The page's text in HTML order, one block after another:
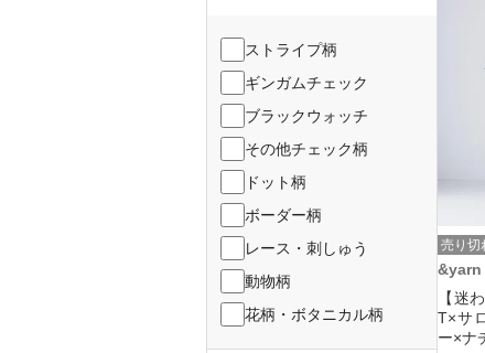
ストライプ柄
ギンガムチェック
ブラックウォッチ
その他チェック柄
ドット柄
ボーダー柄
レース・刺しゅう
動物柄
花柄・ボタニカル柄
売り切
&yarn
【迷
T×サ
ー×ナ